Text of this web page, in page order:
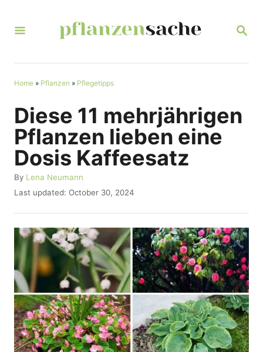
S
R
Home » Pflanzen » Pflegetipps
Diese 11 mehrjährigen
Pflanzen lieben eine
Dosis Kaffeesatz
By A
u
h
o
r
Lena Neumann
P
s
t
o
n
Last updated: October 30, 2024